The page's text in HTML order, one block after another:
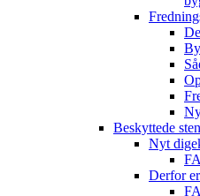
Beskyttede
Nyt
Derfor